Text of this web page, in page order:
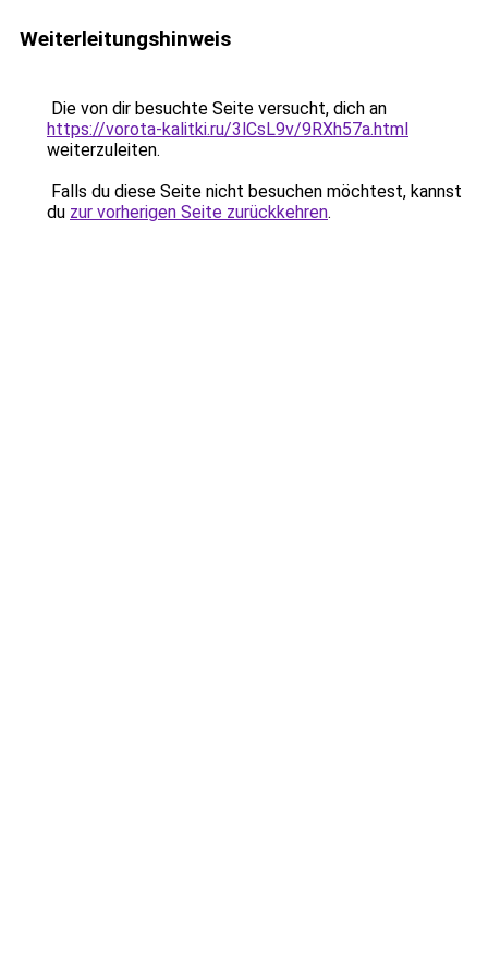
Weiterleitungshinweis
Die von dir besuchte Seite versucht, dich an
https://vorota-kalitki.ru/3lCsL9v/9RXh57a.html
weiterzuleiten.
Falls du diese Seite nicht besuchen möchtest, kannst
du zur vorherigen Seite zurückkehren.